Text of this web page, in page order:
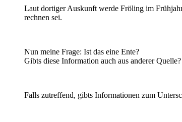
Laut dortiger Auskunft werde Fröling im
rechnen sei.
Nun meine Frage: Ist das eine Ente?
Gibts diese Information auch aus anderer Quelle?
Falls zutreffend, gibts Informationen zum